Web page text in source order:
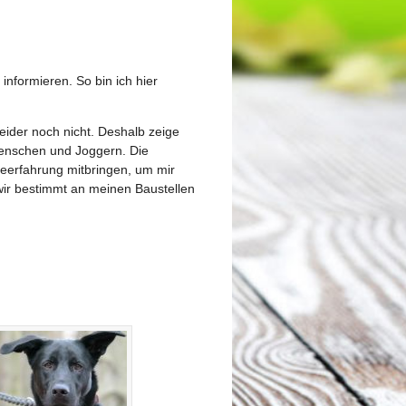
So bin ich hier
noch nicht. Deshalb zeige
und Joggern. Die
mitbringen, um mir
bestimmt an meinen Baustellen